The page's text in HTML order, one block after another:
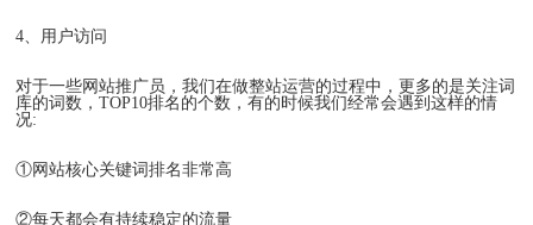
4、用户访问
对于一些网站推广员，我们在做整站运营的过程中，更多的是关注词
库的词数，TOP10排名的个数，有的时候我们经常会遇到这样的情
况:
①网站核心关键词排名非常高
②每天都会有持续稳定的流量